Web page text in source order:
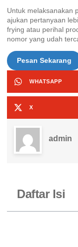
Untuk melaksanakan
ajukan pertanyaan
frying atau perihal
nomor yang udah
Pesan Sekarang
WHATSAPP
X
admin
Daftar Isi